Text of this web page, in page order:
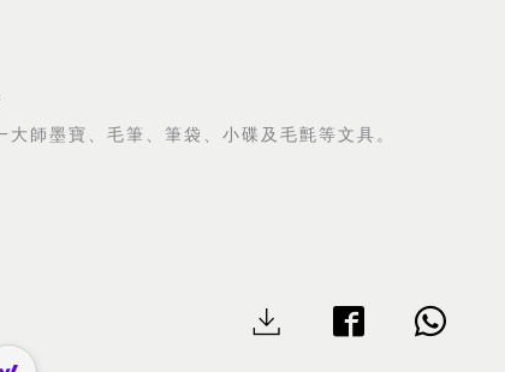
師墨寶、毛筆、筆袋、小碟及毛氈等文具。